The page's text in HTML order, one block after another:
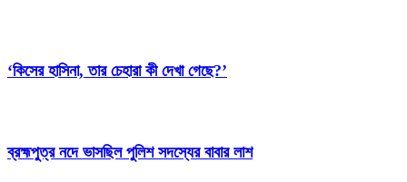
‘কিসের হাসিনা, তার চেহারা কী দেখা গেছে?’
ব্রহ্মপুত্র নদে ভাসছিল পুলিশ সদস্যের বাবার লাশ